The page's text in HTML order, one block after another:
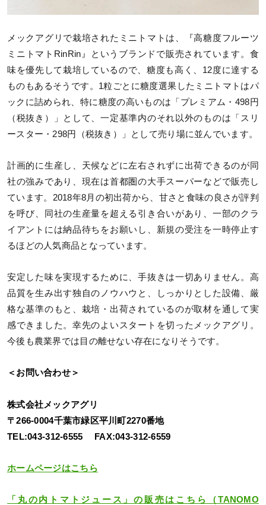
メックアグリで栽培されたミニトマトは、『高糖度フルーツ
ミニトマトRinRin』というブランドで販売されています。食
味を優先して栽培しているので、糖度も高く、12度に達する
ものもあるそうです。1粒ごとに糖度選果したミニトマトはパ
ックに詰められ、特に糖度の高いものは「プレミアム・498円
（税抜き）」として、一定基準内のそれ以外のものは「スリ
ースター・298円（税抜き）」として売り場に並んでいます。
計画的に生産し、天候などに左右されずに出荷できるのが同
社の強みであり、現在は首都圏の大手スーパーなどで販売し
ています。2018年8月の初出荷から、甘さと食味の良さが評判
を呼び、同社の生産量を超える引き合いがあり、一部のクラ
イアントには納品待ちをお願いし、新規の受注を一時停止す
るほどの人気商品となっています。
安定した味を実現するために、手抜きは一切ありません。高
品質を生み出す独自のノウハウと、しっかりとした設備、厳
格な基準のもと、栽培・出荷されているのが取材を通して実
感できました。幸先のよいスタートを切ったメックアグリ。
今後も農業界では目の離せない存在になりそうです。
＜お問い合わせ＞
株式会社メックアグリ
〒266-0004千葉市緑区平川町2270番地
TEL:043-312-6555 FAX:043-312-6559
ホームページはこちら
「丸の内トマトジュース」の販売はこちら（TANOMO